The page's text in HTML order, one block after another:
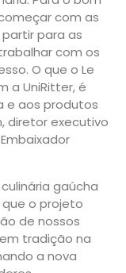
com as
para as
com os
O que o Le
a UniRitter, é
e aos produtos
diretor executivo
gaúcha
o projeto
de nossos
tradição na
a nova